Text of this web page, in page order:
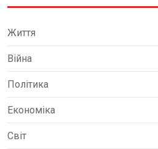
Життя
Війна
Політика
Економіка
Світ